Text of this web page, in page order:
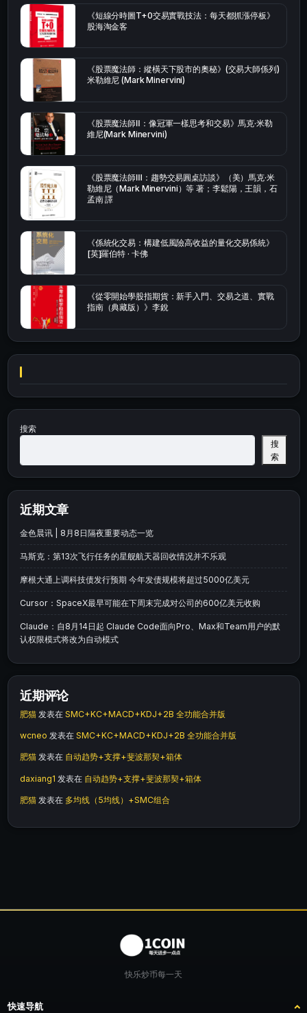
《短線分時圖T+0交易實戰技法：每天都抓漲停板》
股海淘金客
《股票魔法師：縱橫天下股市的奧秘》(交易大師係列)
米勒維尼 (Mark Minervini)
《股票魔法師Ⅱ：像冠軍一樣思考和交易》馬克·米勒
維尼(Mark Minervini)
《股票魔法師Ⅲ：趨勢交易圓桌訪談》（美）馬克·米
勒維尼（Mark Minervini）等 著；李鬆陽，王韻，石
孟南 譯
《係統化交易：構建低風險高收益的量化交易係統》
[英]羅伯特 · 卡佛
《從零開始學股指期貨：新手入門、交易之道、實戰
指南（典藏版）》李銳
搜索
搜
索
近期文章
金色晨讯 | 8月8日隔夜重要动态一览
马斯克：第13次飞行任务的星舰航天器回收情况并不乐观
摩根大通上调科技债发行预期 今年发债规模将超过5000亿美元
Cursor：SpaceX最早可能在下周末完成对公司的600亿美元收购
Claude：自8月14日起 Claude Code面向Pro、Max和Team用户的默
认权限模式将改为自动模式
近期评论
肥猫 发表在 SMC+KC+MACD+KDJ+2B 全功能合并版
wcneo 发表在 SMC+KC+MACD+KDJ+2B 全功能合并版
肥猫 发表在 自动趋势+支撑+斐波那契+箱体
daxiang1 发表在 自动趋势+支撑+斐波那契+箱体
肥猫 发表在 多均线（5均线）+SMC组合
快乐炒币每一天
快速导航